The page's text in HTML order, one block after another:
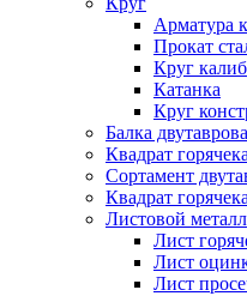
Арматура
Прокат
Круг
Катанка
Круг
Балка
Квадрат
Сортамент
Квадрат
Листовой металл
Лист
Лист
Лист